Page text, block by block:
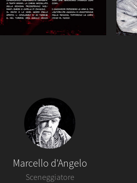
Marcello d'Angelo
Sceneggiatore